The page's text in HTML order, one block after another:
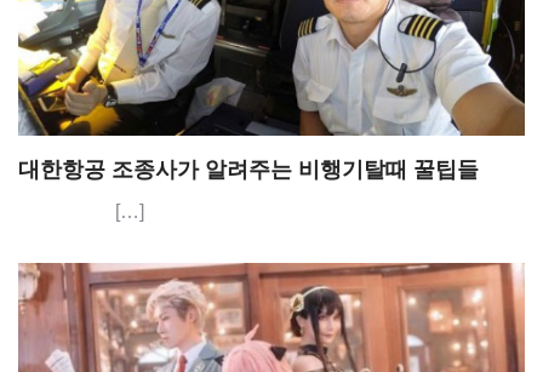
대한항공 조종사가 알려주는 비행기탈때 꿀팁들
[…]